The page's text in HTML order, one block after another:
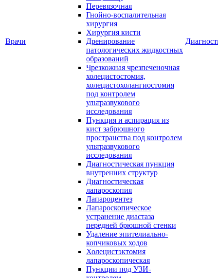
Врачи
Перевязочная
Гнойно-воспалительная
хирургия
Хирургия кисти
Дренирование
патологических жидкостных
образований
Чрезкожная чрезпеченочная
холецистостомия,
холецистохолангиостомия
под контролем
ультразвукового
исследования
Пункция и аспирация из
кист забрюшного
пространства под контролем
ультразвукового
исследования
Диагностическая пункция
внутренних структур
Диагностическая
лапароскопия
Лапароцентез
Лапароскопическое
устранение диастаза
передней брюшной стенки
Удаление эпителиально-
копчиковых ходов
Холецистэктомия
лапароскопическая
Пункции под УЗИ-